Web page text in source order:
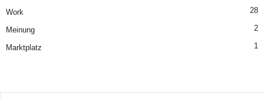
Work 28
Meinung 2
Marktplatz 1